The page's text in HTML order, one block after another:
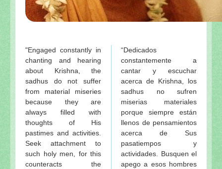
"Engaged constantly in
chanting and hearing
about Krishna, the
sadhus do not suffer
from material miseries
because they are
always filled with
thoughts of His
pastimes and activities.
Seek attachment to
such holy men, for this
counteracts the
“Dedicados
constantemente a
cantar y escuchar
acerca de Krishna, los
sadhus no sufren
miserias materiales
porque siempre están
llenos de pensamientos
acerca de Sus
pasatiempos y
actividades. Busquen el
apego a esos hombres